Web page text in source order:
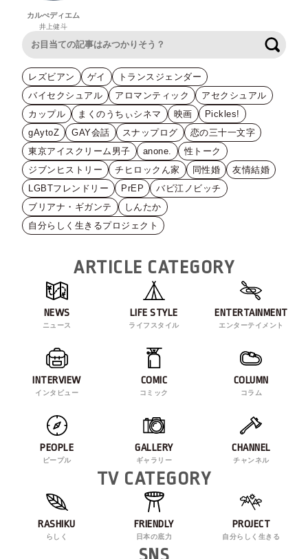
カルぺディエム
井上健斗
レズビアン ゲイ
トランスジェンダー
バイセクシュアル
アロマンティック
アセクシュアル
カップル
まくのうちぃシネマ 映画
Pickles!
gAytoZ
GAY会話 スナップログ
恋の三十一文字
東京アイスクリーム男子
anone.
性トーク
ジブンヒストリー
チヒロックん家 同性婚
友情結婚
LGBTフレンドリー
PrEP
バビ江ノビッチ
ブリアナ・ギガンテ
しんたか
自分らしく生きるプロジェクト
ARTICLE CATEGORY
NEWS
ニュース
LIFE STYLE
ライフスタイル
ENTERTAINMENT
エンターテイメント
INTERVIEW
インタビュー
COMIC
コミック
COLUMN
コラム
PEOPLE
ピープル
GALLERY
ギャラリー
CHANNEL
チャンネル
TV CATEGORY
RASHIKU
らしく
FRIENDLY
日本の底力
PROJECT
自分らしく生きる